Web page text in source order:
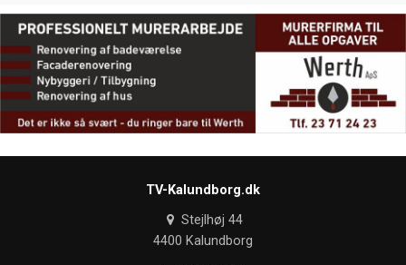
TV-Kalundborg.dk
Stejlhøj 44
4400 Kalundborg